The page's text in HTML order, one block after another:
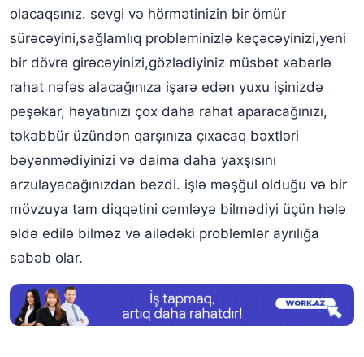
olacaqsınız. sevgi və hörmətinizin bir ömür
sürəcəyini,sağlamlıq probleminizlə keçəcəyinizi,yeni
bir dövrə girəcəyinizi,gözlədiyiniz müsbət xəbərlə
rahat nəfəs alacağınıza işarə edən yuxu işinizdə
peşəkar, həyatınızı çox daha rahat aparacağınızı,
təkəbbür üzündən qarşınıza çıxacaq bəxtləri
bəyənmədiyinizi və daima daha yaxşısını
arzulayacağınızdan bezdi. işlə məşğul olduğu və bir
mövzuya tam diqqətini cəmləyə bilmədiyi üçün hələ
əldə edilə bilməz və ailədəki problemlər ayrılığa
səbəb olar.